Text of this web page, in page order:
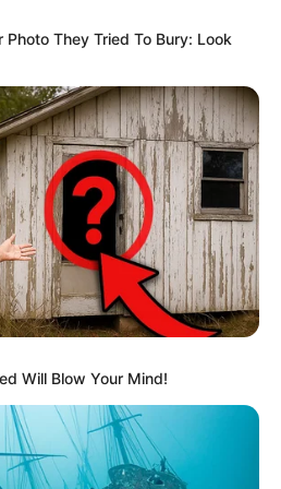
nuest_official)
They Tried To Bury: Look
Will Blow Your Mind!